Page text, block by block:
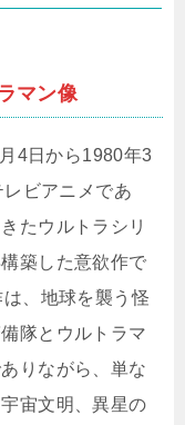
マン像
4日から1980年3
ビアニメであ
たウルトラシリ
築した意欲作で
、地球を襲う怪
隊とウルトラマ
りながら、単な
宙文明、異星の